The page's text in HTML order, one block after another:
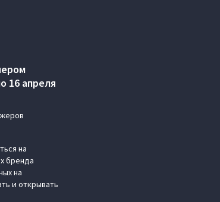
16 апреля
на
бренда
на
и открывать